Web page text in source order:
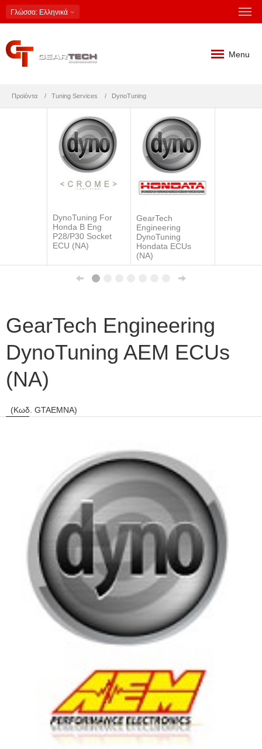
Γλώσσα: Ελληνικά
Menu
Προϊόντα Tuning Services DynoTuning
DynoTuning For
Honda B Eng
P28/P30 Socket
ECU (NA)
GearTech
Engineering
DynoTuning
Hondata ECUs
(NA)
GearTech Engineering
DynoTuning AEM ECUs
(NA)
(Κωδ. GTAEMNA)